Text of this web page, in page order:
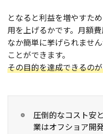
導入事例
お役立ち記事
となると利益を増やすた
用を上げるかです。月額
なか簡単に挙げられませ
ことができます。
その目的を達成できるの
圧倒的なコスト安
業はオフショア開